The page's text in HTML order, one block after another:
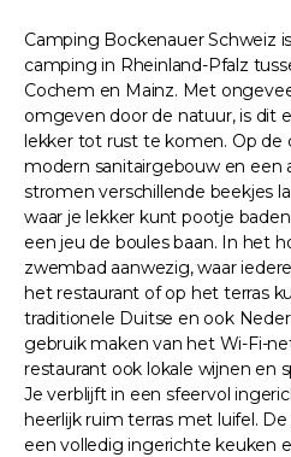
Camping Bockenauer Schweiz
camping in Rheinland-Pfalz
Cochem en Mainz. Met
omgeven door de natuur, is dit
lekker tot rust te komen. Op de
modern sanitairgebouw en een
stromen verschillende beekjes
waar je lekker kunt pootje
een jeu de boules baan. In het
zwembad aanwezig, waar
het restaurant of op het terras
traditionele Duitse en ook
gebruik maken van het Wi-Fi-
restaurant ook lokale wijnen en
Je verblijft in een sfeervol
heerlijk ruim terras met luifel.
een volledig ingerichte keuken